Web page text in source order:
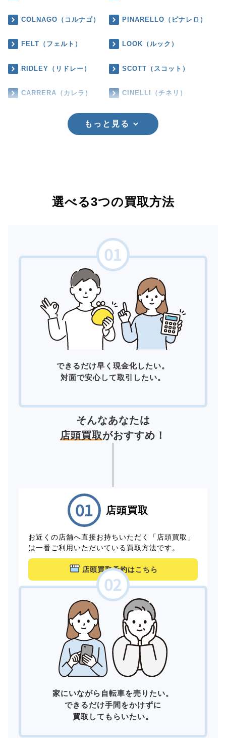
COLNAGO（コルナゴ） PINARELLO（ピナレロ）
FELT（フェルト） LOOK（ルック）
RIDLEY（リドレー） SCOTT（スコット）
CARRERA（カレラ） CINELLI（チネリ）
もっと見る
選べる3つの買取方法
できるだけ早く現金化したい。
対面で安心して取引したい。
そんなあなたは
店頭買取がおすすめ！
店頭買取
お近くの店舗へ直接お持ちいただく「店頭買取」
は一番ご利用いただいている買取方法です。
店頭買取予約はこちら
家にいながら自転車を売りたい。
できるだけ手間をかけずに
買取してもらいたい。